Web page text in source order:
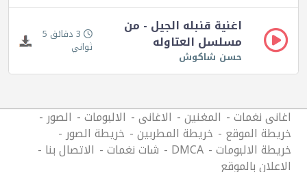
اغنية قنبله الجيل - من
مسلسل العتاوله
حسن شاكوش
3 دقائق 5
ثواني
اغانى نغمات المغنين الاغانى الالبومات الصور
خريطة الموقع خريطة المطربين خريطة الصور
خريطة الالبومات DMCA شات نغمات الاتصال بنا
الاعلان بالموقع